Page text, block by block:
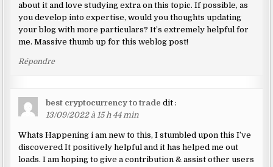
about it and love studying extra on this topic. If possible, as
you develop into expertise, would you thoughts updating
your blog with more particulars? It’s extremely helpful for
me. Massive thumb up for this weblog post!
Répondre
best cryptocurrency to trade dit :
13/09/2022 à 15 h 44 min
Whats Happening i am new to this, I stumbled upon this I’ve
discovered It positively helpful and it has helped me out
loads. I am hoping to give a contribution & assist other users